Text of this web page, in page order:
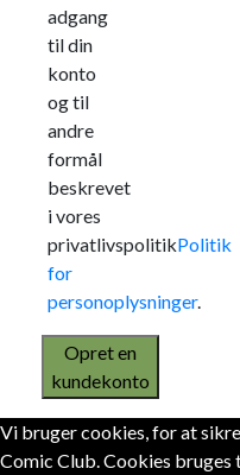
adgang
til din
konto
og til
andre
formål
beskrevet
i vores
privatlivspolitikPolitik
for
personoplysninger.
Opret en
kundekonto
Vi bruger cookies, for at
Comic Club. Cookies